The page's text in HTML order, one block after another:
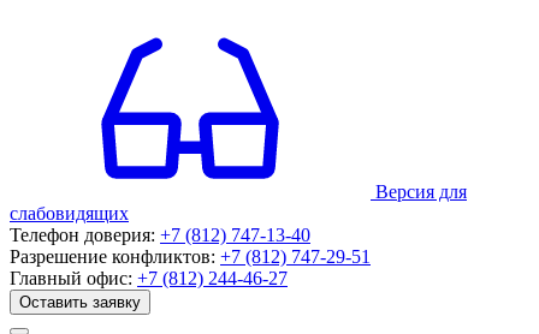
Версия для
слабовидящих
Телефон доверия: +7 (812) 747-13-40
Разрешение конфликтов: +7 (812) 747-29-51
Главный офис: +7 (812) 244-46-27
Оставить заявку